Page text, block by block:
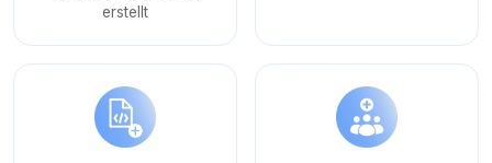
erstellt